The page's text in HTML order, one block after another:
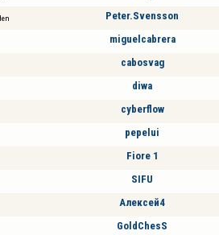
Peter.Svensson
miguelcabrera
cabosvag
diwa
cyberflow
pepelui
Fiore 1
SIFU
Алексей4
GoldChesS